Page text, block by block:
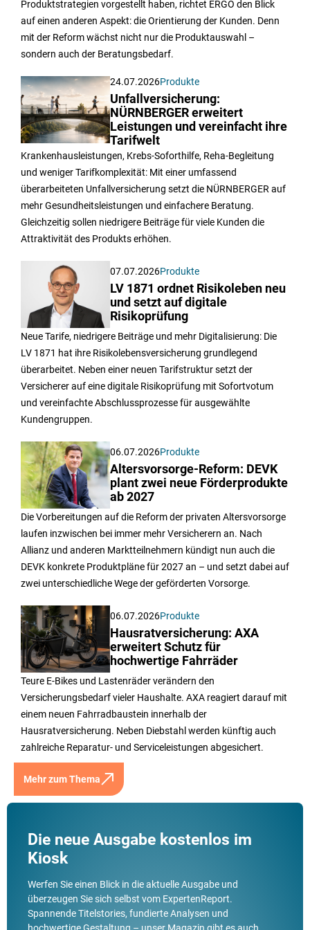
Produktstrategien vorgestellt haben, richtet ERGO den Blick
auf einen anderen Aspekt: die Orientierung der Kunden. Denn
mit der Reform wächst nicht nur die Produktauswahl –
sondern auch der Beratungsbedarf.
24.07.2026Produkte
Unfallversicherung:
NÜRNBERGER erweitert
Leistungen und vereinfacht ihre
Tarifwelt
Krankenhausleistungen, Krebs-Soforthilfe, Reha-Begleitung
und weniger Tarifkomplexität: Mit einer umfassend
überarbeiteten Unfallversicherung setzt die NÜRNBERGER auf
mehr Gesundheitsleistungen und einfachere Beratung.
Gleichzeitig sollen niedrigere Beiträge für viele Kunden die
Attraktivität des Produkts erhöhen.
07.07.2026Produkte
LV 1871 ordnet Risikoleben neu
und setzt auf digitale
Risikoprüfung
Neue Tarife, niedrigere Beiträge und mehr Digitalisierung: Die
LV 1871 hat ihre Risikolebensversicherung grundlegend
überarbeitet. Neben einer neuen Tarifstruktur setzt der
Versicherer auf eine digitale Risikoprüfung mit Sofortvotum
und vereinfachte Abschlussprozesse für ausgewählte
Kundengruppen.
06.07.2026Produkte
Altersvorsorge-Reform: DEVK
plant zwei neue Förderprodukte
ab 2027
Die Vorbereitungen auf die Reform der privaten Altersvorsorge
laufen inzwischen bei immer mehr Versicherern an. Nach
Allianz und anderen Marktteilnehmern kündigt nun auch die
DEVK konkrete Produktpläne für 2027 an – und setzt dabei auf
zwei unterschiedliche Wege der geförderten Vorsorge.
06.07.2026Produkte
Hausratversicherung: AXA
erweitert Schutz für
hochwertige Fahrräder
Teure E-Bikes und Lastenräder verändern den
Versicherungsbedarf vieler Haushalte. AXA reagiert darauf mit
einem neuen Fahrradbaustein innerhalb der
Hausratversicherung. Neben Diebstahl werden künftig auch
zahlreiche Reparatur- und Serviceleistungen abgesichert.
Mehr zum Thema
Die neue Ausgabe kostenlos im
Kiosk
Werfen Sie einen Blick in die aktuelle Ausgabe und
überzeugen Sie sich selbst vom ExpertenReport.
Spannende Titelstories, fundierte Analysen und